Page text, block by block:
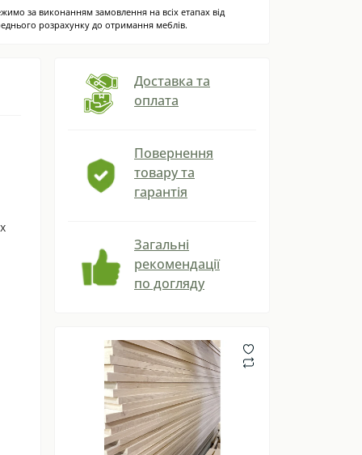
за виконанням замовлення на всіх етапах від
розрахунку до отримання меблів.
Доставка та
оплата
Повернення
товару та
гарантія
Загальні
рекомендації
по догляду